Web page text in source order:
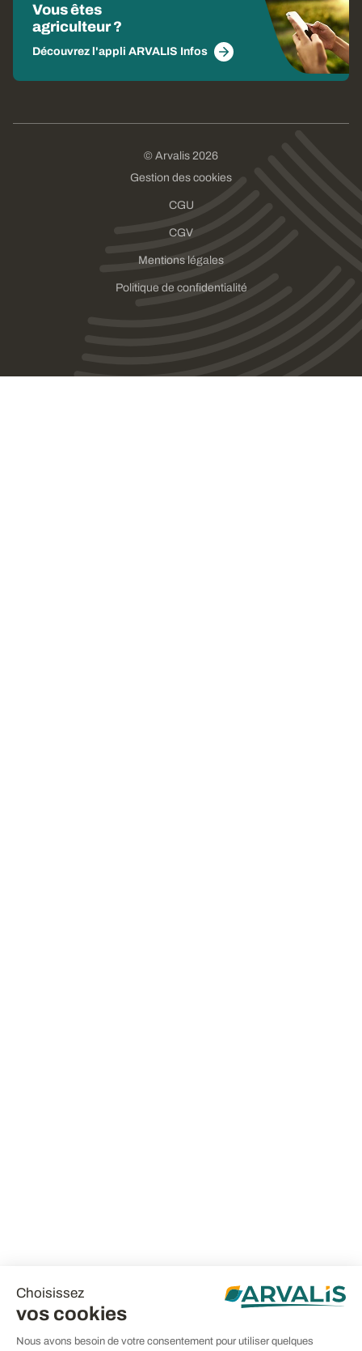
Choisissez
vos cookies
Nous avons besoin de votre consentement pour utiliser quelques
Vous êtes
agriculteur ?
Découvrez l'appli ARVALIS Infos
© Arvalis 2026
Gestion des cookies
CGU
CGV
Mentions légales
Politique de confidentialité